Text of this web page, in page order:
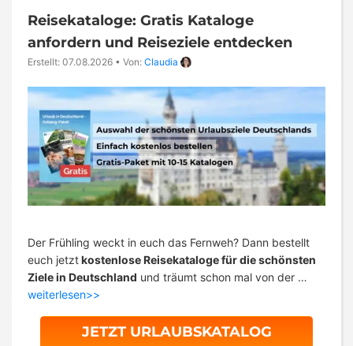
Reisekataloge: Gratis Kataloge
anfordern und Reiseziele entdecken
Erstellt: 07.08.2026 • Von: Claudia
Der Frühling weckt in euch das Fernweh? Dann bestellt
euch jetztkostenlose Reisekataloge für die schönsten
Ziele in Deutschland und träumt schon mal von der …
weiterlesen>>
JETZT URLAUBSKATALOG